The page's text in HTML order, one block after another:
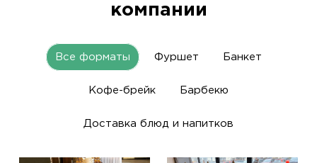
компании
Все форматы Фуршет Банкет
Кофе-брейк Барбекю
Доставка блюд и напитков